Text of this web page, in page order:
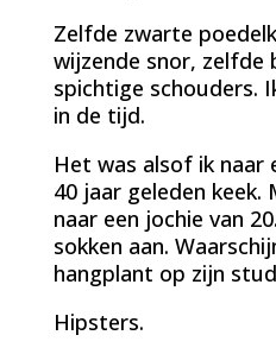
Zelfde zwarte
wijzende snor, zelfde
spichtige schouders.
in de tijd.
Het was alsof ik naar
40 jaar geleden keek.
naar een jochie van
sokken aan.
hangplant op zijn
Hipsters.